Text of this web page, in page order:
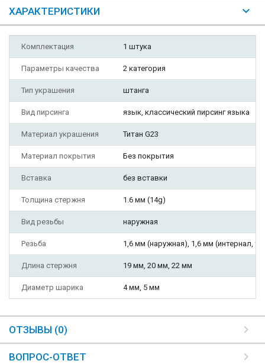
ХАРАКТЕРИСТИКИ
Комплектация 1 штука
Параметры качества 2 категория
Тип украшения штанга
Вид пирсинга язык, классический пирсинг языка
Материал украшения Титан G23
Материал покрытия Без покрытия
Вставка без вставки
Толщина стержня 1.6 мм (14g)
Вид резьбы наружная
Резьба 1,6 мм (наружная), 1,6 мм (интернал,
Длина стержня 19 мм, 20 мм, 22 мм
Диаметр шарика 4 мм, 5 мм
ОТЗЫВЫ (0)
ВОПРОС-ОТВЕТ